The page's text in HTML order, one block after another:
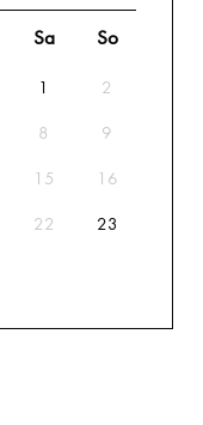
Sa So
1 2
8 9
15 16
22 23